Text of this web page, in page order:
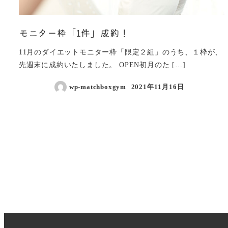
モニター枠「1件」成約！
11月のダイエットモニター枠「限定２組」のうち、１枠が、
先週末に成約いたしました。 OPEN初月のた […]
wp-matchboxgym 2021年11月16日